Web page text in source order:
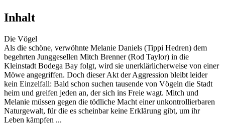
Inhalt
Die Vögel
Als die schöne, verwöhnte Melanie Daniels (Tippi Hedren) dem
begehrten Junggesellen Mitch Brenner (Rod Taylor) in die
Kleinstadt Bodega Bay folgt, wird sie unerklärlicherweise von einer
Möwe angegriffen. Doch dieser Akt der Aggression bleibt leider
kein Einzelfall: Bald schon suchen tausende von Vögeln die Stadt
heim und greifen jeden an, der sich ins Freie wagt. Mitch und
Melanie müssen gegen die tödliche Macht einer unkontrollierbaren
Naturgewalt, für die es scheinbar keine Erklärung gibt, um ihr
Leben kämpfen ...